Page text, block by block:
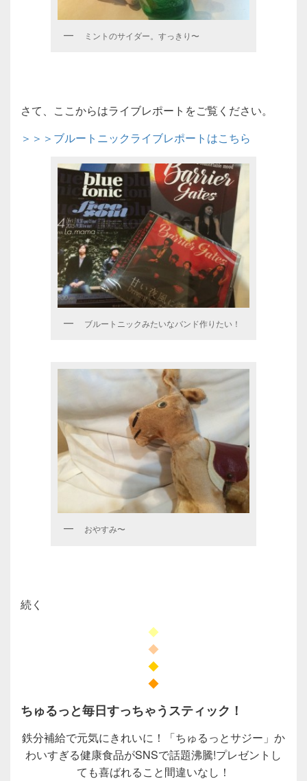
ミントのサイダー。すっきり〜
さて、ここからはライブレポートをご覧ください。
＞＞＞ブルートニックライブレポートはこちら
ブルートニックみたいなバンド作りたい！
おやすみ〜
続く
◆
◆
◆
◆
ちゅるっと毎日すっちゃうスティック！
鉄分補給で元気にきれいに！「ちゅるっとサジー」か
わいすぎる健康食品がSNSで話題沸騰!プレゼントし
ても喜ばれること間違いなし！